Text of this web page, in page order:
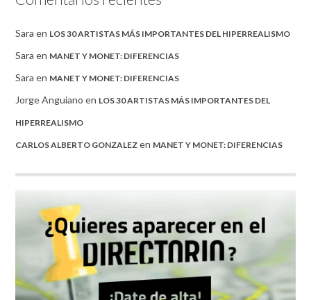
Sara en LOS 30 ARTISTAS MÁS IMPORTANTES DEL HIPERREALISMO
Sara en MANET Y MONET: DIFERENCIAS
Sara en MANET Y MONET: DIFERENCIAS
Jorge Anguiano en LOS 30 ARTISTAS MÁS IMPORTANTES DEL
HIPERREALISMO
CARLOS ALBERTO GONZALEZ en MANET Y MONET: DIFERENCIAS